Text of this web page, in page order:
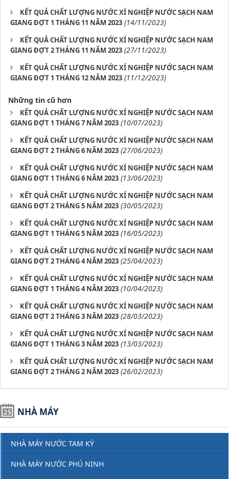
KẾT QUẢ CHẤT LƯỢNG NƯỚC XÍ NGHIỆP NƯỚC SẠCH NAM
GIANG ĐỢT 1 THÁNG 11 NĂM 2023 (14/11/2023)
KẾT QUẢ CHẤT LƯỢNG NƯỚC XÍ NGHIỆP NƯỚC SẠCH NAM
GIANG ĐỢT 2 THÁNG 11 NĂM 2023 (27/11/2023)
KẾT QUẢ CHẤT LƯỢNG NƯỚC XÍ NGHIỆP NƯỚC SẠCH NAM
GIANG ĐỢT 1 THÁNG 12 NĂM 2023 (11/12/2023)
Những tin cũ hơn
KẾT QUẢ CHẤT LƯỢNG NƯỚC XÍ NGHIỆP NƯỚC SẠCH NAM
GIANG ĐỢT 1 THÁNG 7 NĂM 2023 (10/07/2023)
KẾT QUẢ CHẤT LƯỢNG NƯỚC XÍ NGHIỆP NƯỚC SẠCH NAM
GIANG ĐỢT 2 THÁNG 6 NĂM 2023 (27/06/2023)
KẾT QUẢ CHẤT LƯỢNG NƯỚC XÍ NGHIỆP NƯỚC SẠCH NAM
GIANG ĐỢT 1 THÁNG 6 NĂM 2023 (13/06/2023)
KẾT QUẢ CHẤT LƯỢNG NƯỚC XÍ NGHIỆP NƯỚC SẠCH NAM
GIANG ĐỢT 2 THÁNG 5 NĂM 2023 (30/05/2023)
KẾT QUẢ CHẤT LƯỢNG NƯỚC XÍ NGHIỆP NƯỚC SẠCH NAM
GIANG ĐỢT 1 THÁNG 5 NĂM 2023 (16/05/2023)
KẾT QUẢ CHẤT LƯỢNG NƯỚC XÍ NGHIỆP NƯỚC SẠCH NAM
GIANG ĐỢT 2 THÁNG 4 NĂM 2023 (25/04/2023)
KẾT QUẢ CHẤT LƯỢNG NƯỚC XÍ NGHIỆP NƯỚC SẠCH NAM
GIANG ĐỢT 1 THÁNG 4 NĂM 2023 (10/04/2023)
KẾT QUẢ CHẤT LƯỢNG NƯỚC XÍ NGHIỆP NƯỚC SẠCH NAM
GIANG ĐỢT 2 THÁNG 3 NĂM 2023 (28/03/2023)
KẾT QUẢ CHẤT LƯỢNG NƯỚC XÍ NGHIỆP NƯỚC SẠCH NAM
GIANG ĐỢT 1 THÁNG 3 NĂM 2023 (13/03/2023)
KẾT QUẢ CHẤT LƯỢNG NƯỚC XÍ NGHIỆP NƯỚC SẠCH NAM
GIANG ĐỢT 2 THÁNG 2 NĂM 2023 (26/02/2023)
NHÀ MÁY
NHÀ MÁY NƯỚC TAM KỲ
NHÀ MÁY NƯỚC PHÚ NINH